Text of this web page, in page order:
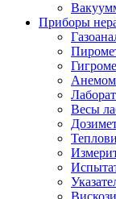
Приборы
Весы